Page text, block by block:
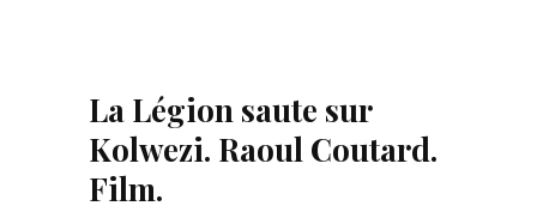
La Légion saute sur
Kolwezi. Raoul Coutard.
Film.